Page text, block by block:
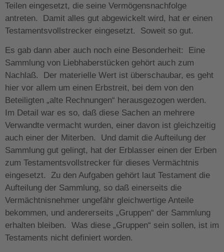
Teilen eingesetzt, die seine Vermögensnachfolge
antreten. Damit alles gut abgewickelt wird, hat er einen
Testamentsvollstrecker eingesetzt. Soweit so gut.
Es gab dann aber auch noch eine Besonderheit: Eine
Sammlung von Liebhaberstücken gehört auch zum
Nachlaß. Der materielle Wert ist überschaubar, es geht
hier vor allem um einen Erbstreit, bei dem von den
Beteiligten „alte Rechnungen“ herausgezogen werden.
Im Detail war es so, daß diese Sachen an mehrere
Verwandte vermacht wurden, einer davon ist gleichzeitig
auch einer der Miterben. Und damit die Aufteilung der
Sammlung gut gelingt, hat der Erblasser einen der Erben
zum Testamentsvollstrecker für dieses Vermächtnis
eingesetzt. Zu den Aufgaben gehört laut Testament die
Aufteilung der Sammlung, so daß einerseits die
Vermächtnisnehmer ungefähr gleichwertige Anteile
bekommen, und andererseits „Gruppen“ der Sammlung
erhalten bleiben. Was diese „Gruppen“ sein sollen, ist im
Testaments nicht definiert worden.